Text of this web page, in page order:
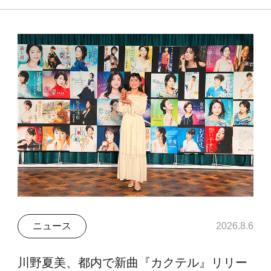
ニュース 2026.8.6
川野夏美、都内で新曲『カクテル』リリー